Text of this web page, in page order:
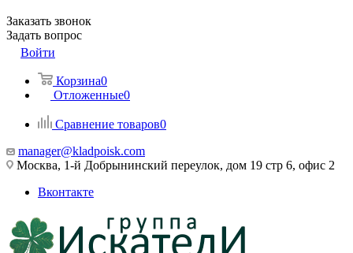
Заказать звонок
Задать вопрос
Войти
Корзина0
Отложенные0
Сравнение товаров0
manager@kladpoisk.com
Москва, 1-й Добрынинский переулок, дом 19 стр 6, офис 2
Вконтакте